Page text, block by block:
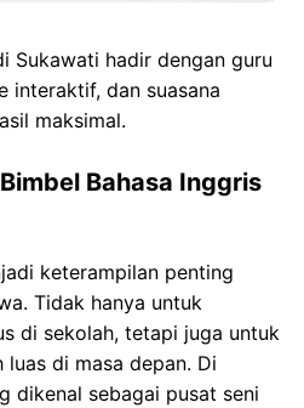
Sukawati hadir dengan guru
interaktif, dan suasana
maksimal.
Bahasa Inggris
keterampilan penting
Tidak hanya untuk
di sekolah, tetapi juga untuk
di masa depan. Di
dikenal sebagai pusat seni